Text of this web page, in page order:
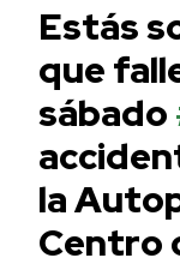
Estás
que
sábado
la
Centro